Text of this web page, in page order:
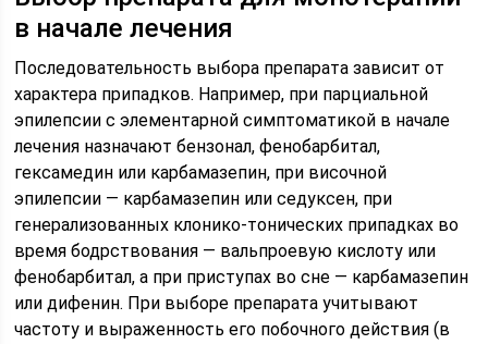
в начале лечения
Последовательность выбора препарата зависит от
характера припадков. Например, при парциальной
эпилепсии с элементарной симптоматикой в начале
лечения назначают бензонал, фенобарбитал,
гексамедин или карбамазепин, при височной
эпилепсии — карбамазепин или седуксен, при
генерализованных клонико-тонических припадках во
время бодрствования — вальпроевую кислоту или
фенобарбитал, а при приступах во сне — карбамазепин
или дифенин. При выборе препарата учитывают
частоту и выраженность его побочного действия (в